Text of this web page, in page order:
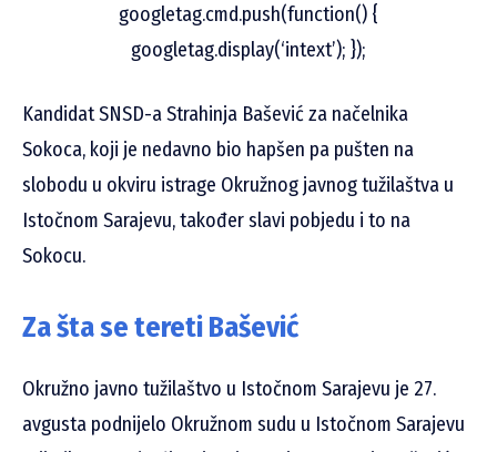
googletag.cmd.push(function() {
googletag.display(‘intext’); });
Kandidat SNSD-a Strahinja Bašević za načelnika
Sokoca, koji je nedavno bio hapšen pa pušten na
slobodu u okviru istrage Okružnog javnog tužilaštva u
Istočnom Sarajevu, također slavi pobjedu i to na
Sokocu.
Za šta se tereti Bašević
Okružno javno tužilaštvo u Istočnom Sarajevu je 27.
avgusta podnijelo Okružnom sudu u Istočnom Sarajevu